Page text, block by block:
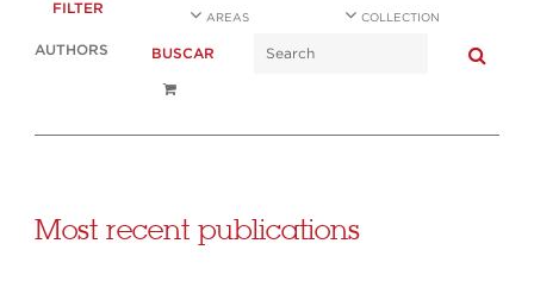
FILTER
AREAS COLLECTION
AUTHORS BUSCAR
Most recent publications